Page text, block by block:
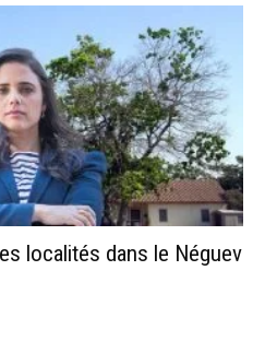
localités dans le Néguev